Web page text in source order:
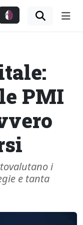
PMI
i
e tanta